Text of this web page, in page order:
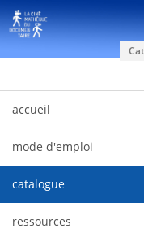
Salta al contigut
accueil
mode d'emploi
catalogue
ressources